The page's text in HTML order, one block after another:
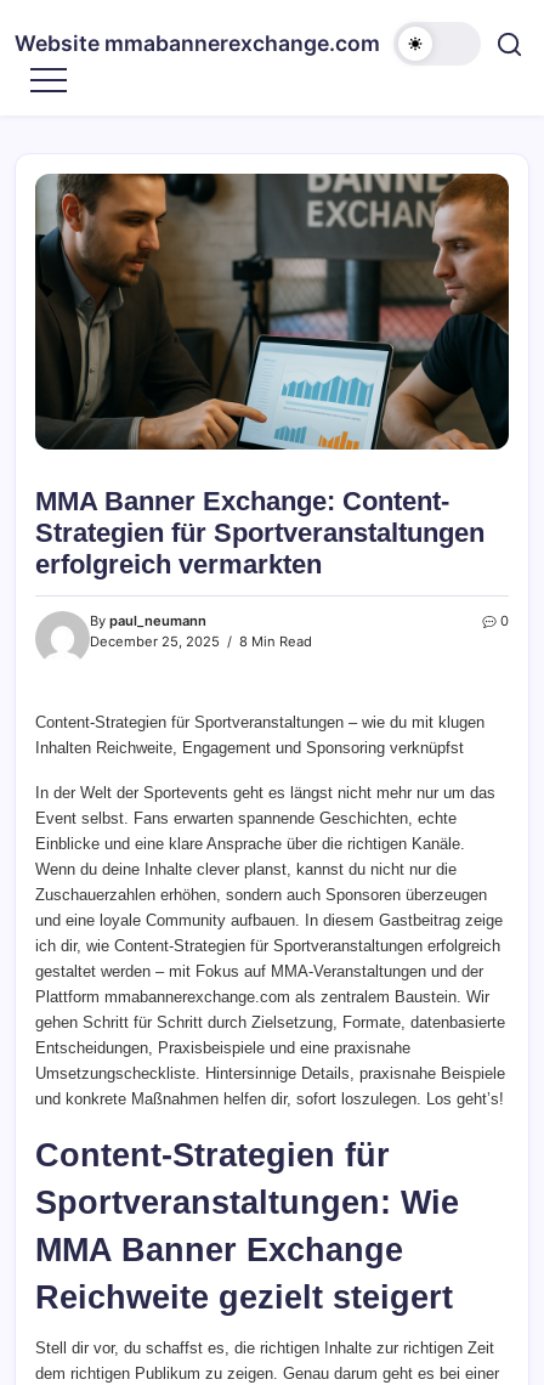
to
content
Website mmabannerexchange.com
MMA Banner Exchange: Content-
Strategien für Sportveranstaltungen
erfolgreich vermarkten
By paul_neumann
December 25, 2025
8 Min Read
0
Content-Strategien für Sportveranstaltungen – wie du mit klugen
Inhalten Reichweite, Engagement und Sponsoring verknüpfst
In der Welt der Sportevents geht es längst nicht mehr nur um das
Event selbst. Fans erwarten spannende Geschichten, echte
Einblicke und eine klare Ansprache über die richtigen Kanäle.
Wenn du deine Inhalte clever planst, kannst du nicht nur die
Zuschauerzahlen erhöhen, sondern auch Sponsoren überzeugen
und eine loyale Community aufbauen. In diesem Gastbeitrag zeige
ich dir, wie Content-Strategien für Sportveranstaltungen erfolgreich
gestaltet werden – mit Fokus auf MMA-Veranstaltungen und der
Plattform mmabannerexchange.com als zentralem Baustein. Wir
gehen Schritt für Schritt durch Zielsetzung, Formate, datenbasierte
Entscheidungen, Praxisbeispiele und eine praxisnahe
Umsetzungscheckliste. Hintersinnige Details, praxisnahe Beispiele
und konkrete Maßnahmen helfen dir, sofort loszulegen. Los geht’s!
Content-Strategien für
Sportveranstaltungen: Wie
MMA Banner Exchange
Reichweite gezielt steigert
Stell dir vor, du schaffst es, die richtigen Inhalte zur richtigen Zeit
dem richtigen Publikum zu zeigen. Genau darum geht es bei einer